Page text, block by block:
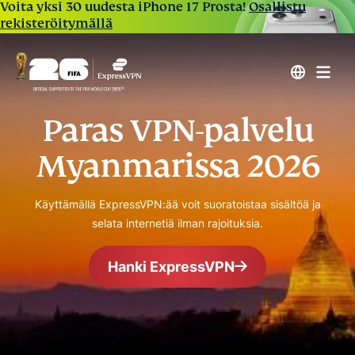
Voita yksi 30 uudesta iPhone 17 Prosta!Osallistu
rekisteröitymällä
Paras VPN-palvelu
Myanmarissa 2026
Käyttämällä ExpressVPN:ää voit suoratoistaa sisältöä ja
selata internetiä ilman rajoituksia.
Hanki ExpressVPN